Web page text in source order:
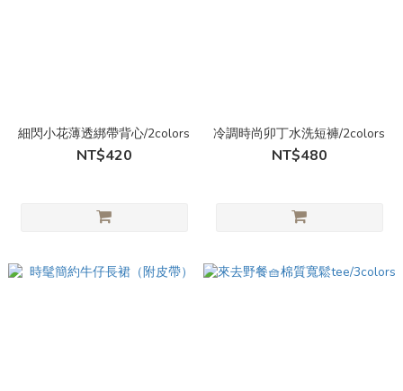
細閃小花薄透綁帶背心/2colors
NT$420
冷調時尚卯丁水洗短褲/2colors
NT$480